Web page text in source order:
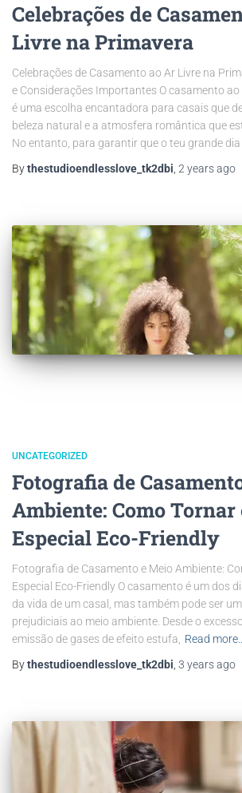
Celebrações de
Livre na Primavera
Celebrações de Casamento ao Ar Livre na
e Considerações Importantes O casamento
é uma escolha encantadora para casais que
beleza natural e a atmosfera romântica que
No entanto, para garantir que o teu grande dia
Bythestudioendlesslove_tk2dbi 2 yearsago
UNCATEGORIZED
Fotografia de
Ambiente: Como Tornar
Especial Eco-Friendly
Fotografia de Casamento e Meio Ambiente:
Especial Eco-Friendly O casamento é um dos
da vida de um casal, mas também pode ser
prejudiciais ao meio ambiente. Desde o
emissão de gases de efeito estufa,
Read more…
Bythestudioendlesslove_tk2dbi 3 yearsago